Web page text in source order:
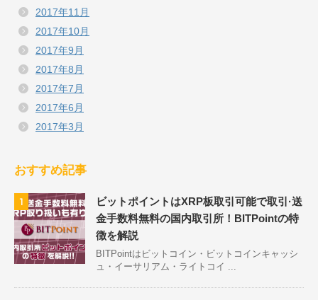
2017年11月
2017年10月
2017年9月
2017年8月
2017年7月
2017年6月
2017年3月
おすすめ記事
1
ビットポイントはXRP板取引可能で取引·送
金手数料無料の国内取引所！BITPointの特
徴を解説
BITPointはビットコイン・ビットコインキャッシ
ュ・イーサリアム・ライトコイ ...